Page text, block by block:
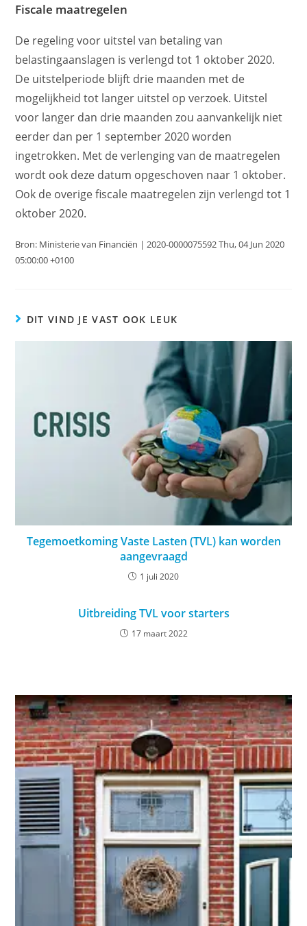
Fiscale maatregelen
De regeling voor uitstel van betaling van
belastingaanslagen is verlengd tot 1 oktober 2020.
De uitstelperiode blijft drie maanden met de
mogelijkheid tot langer uitstel op verzoek. Uitstel
voor langer dan drie maanden zou aanvankelijk niet
eerder dan per 1 september 2020 worden
ingetrokken. Met de verlenging van de maatregelen
wordt ook deze datum opgeschoven naar 1 oktober.
Ook de overige fiscale maatregelen zijn verlengd tot 1
oktober 2020.
Bron: Ministerie van Financiën | 2020-0000075592 Thu, 04 Jun 2020
05:00:00 +0100
DIT VIND JE VAST OOK LEUK
Tegemoetkoming Vaste Lasten (TVL) kan worden
aangevraagd
1 juli 2020
Uitbreiding TVL voor starters
17 maart 2022